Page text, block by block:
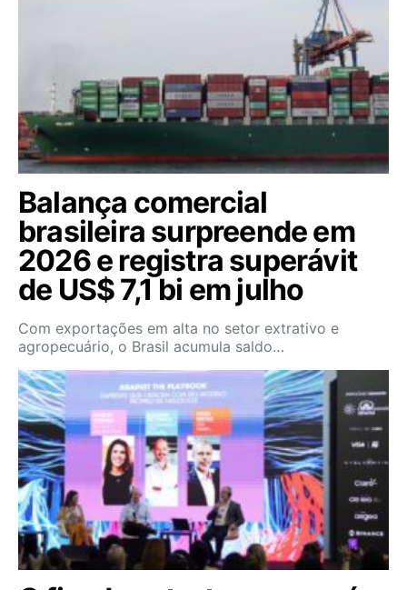
Balança comercial
brasileira surpreende em
2026 e registra superávit
de US$ 7,1 bi em julho
Com exportações em alta no setor extrativo e
agropecuário, o Brasil acumula saldo…